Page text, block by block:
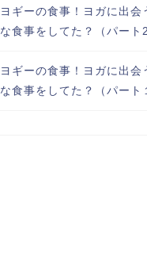
ヨギーの食事！ヨガに出会
な食事をしてた？（パート2
ヨギーの食事！ヨガに出会
な食事をしてた？（パート